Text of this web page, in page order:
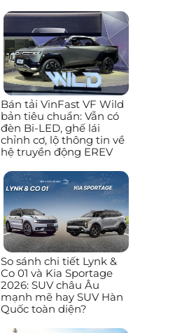
Bán tải VinFast VF Wild
bản tiêu chuẩn: Vẫn có
đèn Bi-LED, ghế lái
chỉnh cơ, lộ thông tin về
hệ truyền động EREV
So sánh chi tiết Lynk &
Co 01 và Kia Sportage
2026: SUV châu Âu
mạnh mẽ hay SUV Hàn
Quốc toàn diện?